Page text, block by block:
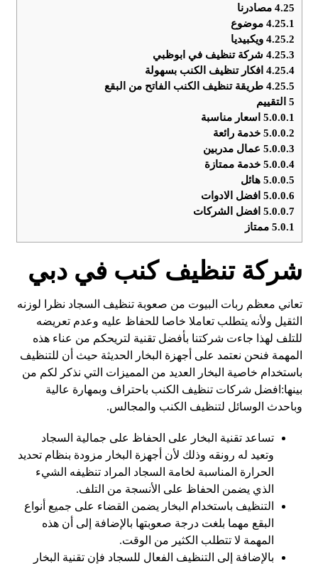
4.25 مصادرنا
4.25.1 موضوع
4.25.2 ويكبيديا
4.25.3 شركة تنظيف في ابوظبي
4.25.4 افكار تنظيف الكنب بسهولة
4.25.5 طريقة تنظيف الكنب الفاتح من البقع
5 التقييم
5.0.0.1 اسعار مناسبة
5.0.0.2 خدمة رائعة
5.0.0.3 عمال مدربين
5.0.0.4 خدمة ممتازة
5.0.0.5 هائل
5.0.0.6 افضل الادوات
5.0.0.7 افضل الشركات
5.0.1 ممتاز
شركة تنظيف كنب في دبي
تعاني معظم ربات البيوت من صعوبة تنظيف السجاد نظرا لوزنه
الثقيل ولأنه يتطلب تعاملا خاصا للحفاظ عليه وعدم تعريضه
للتلف لهذا جاءت شركتنا بأفضل تقنية لتريحكم من عناء هذه
المهمة فنحن نعتمد على أجهزة البخار الحديثة حيث أن للتنظيف
باستخدام خاصية البخار العديد من المميزات التي نذكر لكم من
بينها:افضل شركات تنظيف الكنب باحتراف وبمهارة عالية
وباحدث الوسائل لتنظيف الكنب والمجالس.
تساعد تقنية البخار على الحفاظ على جمالية السجاد
وتعيد له رونقه وذلك لأن أجهزة البخار مزودة بنظام تحديد
الحرارة المناسبة لخامة السجاد المراد تنظيفه الشيء
الذي يضمن الحفاظ على الأنسجة من التلف.
التنظيف باستخدام البخار يضمن القضاء على جميع أنواع
البقع مهما بلغت درجة صعوبتها بالإضافة إلى أن هذه
المهمة لا تتطلب الكثير من الوقت.
بالإضافة إلى التنظيف الفعال للسجاد فإن تقنية البخار